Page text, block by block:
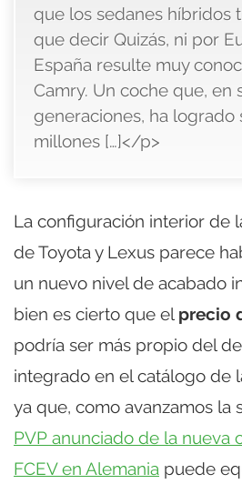
que los sedanes híbridos
que decir Quizás, ni por
España resulte muy
Camry. Un coche que, en
generaciones, ha logrado
millones […]</p>
La configuración interior de
de Toyota y Lexus parece
un nuevo nivel de acabado
bien es cierto que el precio
podría ser más propio del
integrado en el catálogo de
ya que, como avanzamos la
PVP anunciado de la nueva
FCEV en Alemania puede